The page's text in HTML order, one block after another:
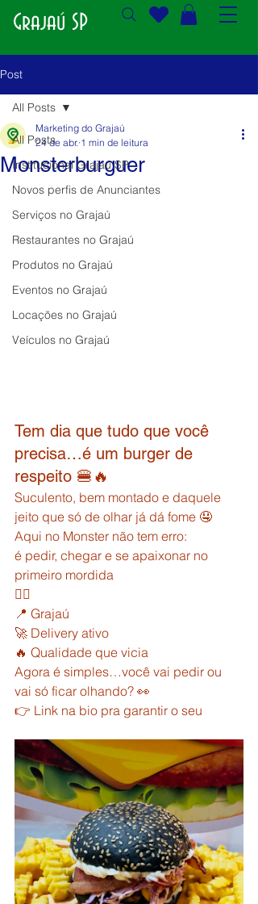
Grajaú SP
Post
All Posts
Institucional Grajaú SP
Novos perfis de Anunciantes
Serviços no Grajaú
Restaurantes no Grajaú
Produtos no Grajaú
Eventos no Grajaú
Locações no Grajaú
Veículos no Grajaú
All Posts
Monsterburguer
Marketing do Grajaú
24 de abr. 1 min de leitura
Tem dia que tudo que você
precisa…é um burger de
respeito 🍔🔥
Suculento, bem montado e daquele
jeito que só de olhar já dá fome 🤤
Aqui no Monster não tem erro:
é pedir, chegar e se apaixonar no
primeiro mordida
😮‍🔥
📍 Grajaú
🚀 Delivery ativo
🔥 Qualidade que vicia
Agora é simples…você vai pedir ou
vai só ficar olhando? 👀
👉 Link na bio pra garantir o seu